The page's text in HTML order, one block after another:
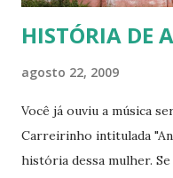
HISTÓRIA DE
agosto 22, 2009
Você já ouviu a música
Carreirinho intitulada
história dessa mulher.